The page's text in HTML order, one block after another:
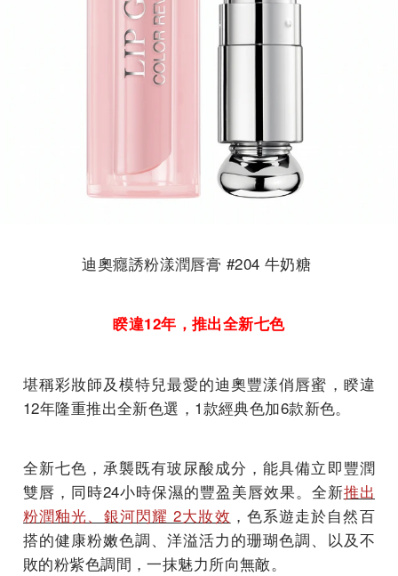
迪奧癮誘粉漾潤唇膏 #204 牛奶糖
睽違12年，推出全新七色
堪稱彩妝師及模特兒最愛的迪奧豐漾俏唇蜜，睽違
12年隆重推出全新色選，1款經典色加6款新色。
全新七色，承襲既有玻尿酸成分，能具備立即豐潤
雙唇，同時24小時保濕的豐盈美唇效果。全新推出
粉潤釉光、銀河閃耀 2大妝效 ，色系遊走於自然百
搭的健康粉嫩色調、洋溢活力的珊瑚色調、以及不
敗的粉紫色調間，一抹魅力所向無敵。